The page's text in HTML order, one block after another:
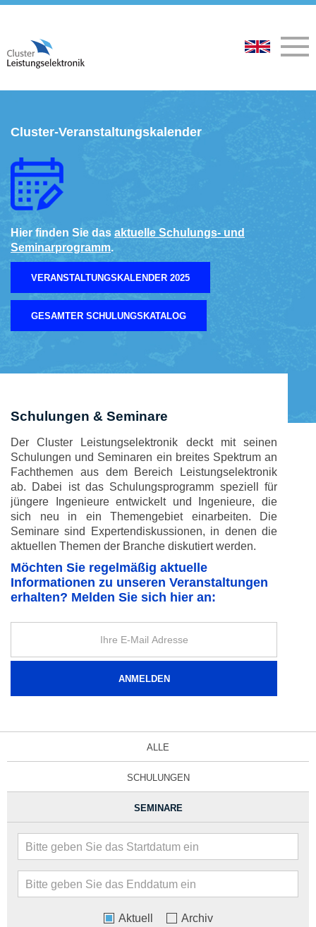
Schulungen & Seminare
Der Cluster Leistungselektronik deckt mit seinen
Schulungen und Seminaren ein breites Spektrum an
Fachthemen aus dem Bereich Leistungselektronik
ab. Dabei ist das Schulungsprogramm speziell für
jüngere Ingenieure entwickelt und Ingenieure, die
sich neu in ein Themengebiet einarbeiten. Die
Seminare sind Expertendiskussionen, in denen die
aktuellen Themen der Branche diskutiert werden.
Möchten Sie regelmäßig aktuelle
Informationen zu unseren Veranstaltungen
erhalten? Melden Sie sich hier an:
Cluster-Veranstaltungskalender
Hier finden Sie das aktuelle Schulungs- und
Seminarprogramm.
VERANSTALTUNGSKALENDER 2025
GESAMTER SCHULUNGSKATALOG
ALLE
SCHULUNGEN
SEMINARE
Aktuell Archiv